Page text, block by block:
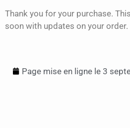
Thank you for your purchase.
soon with updates on your order.
Page mise en ligne le 3